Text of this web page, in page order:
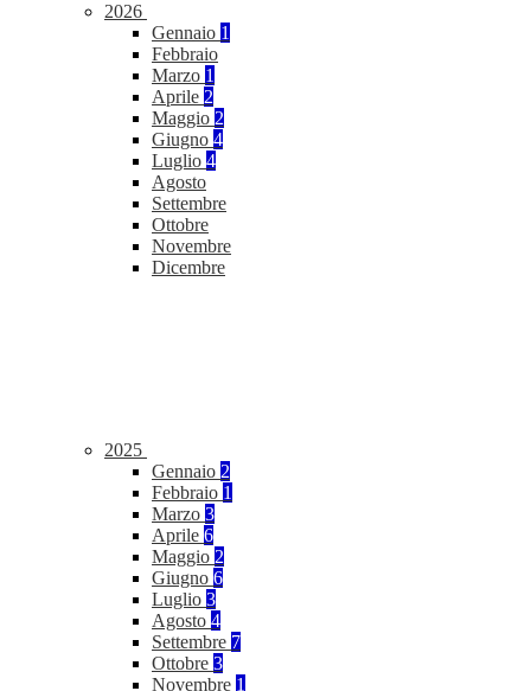
2026
Gennaio 1
Febbraio
Marzo 1
Aprile 2
Maggio 2
Giugno 4
Luglio 4
Agosto
Settembre
Ottobre
Novembre
Dicembre
2025
Gennaio 2
Febbraio 1
Marzo 3
Aprile 6
Maggio 2
Giugno 6
Luglio 3
Agosto 4
Settembre 7
Ottobre 3
Novembre 1